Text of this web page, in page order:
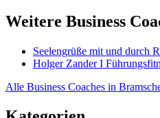
Weitere Business
Seelengrüße mit und durch
Holger Zander I
Alle Business Coaches in